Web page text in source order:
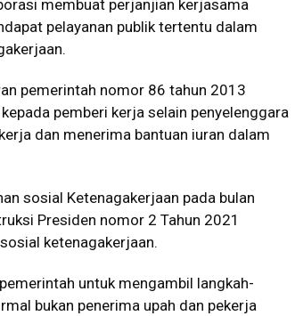
membuat perjanjian kerjasama
pelayanan publik tertentu dalam
pemerintah nomor 86 tahun 2013
pemberi kerja selain penyelenggara
dan menerima bantuan iuran dalam
sosial Ketenagakerjaan pada bulan
Presiden nomor 2 Tahun 2021
ketenagakerjaan.
untuk mengambil langkah-
bukan penerima upah dan pekerja